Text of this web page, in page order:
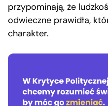
przypominają, że
odwieczne prawidła,
charakter.